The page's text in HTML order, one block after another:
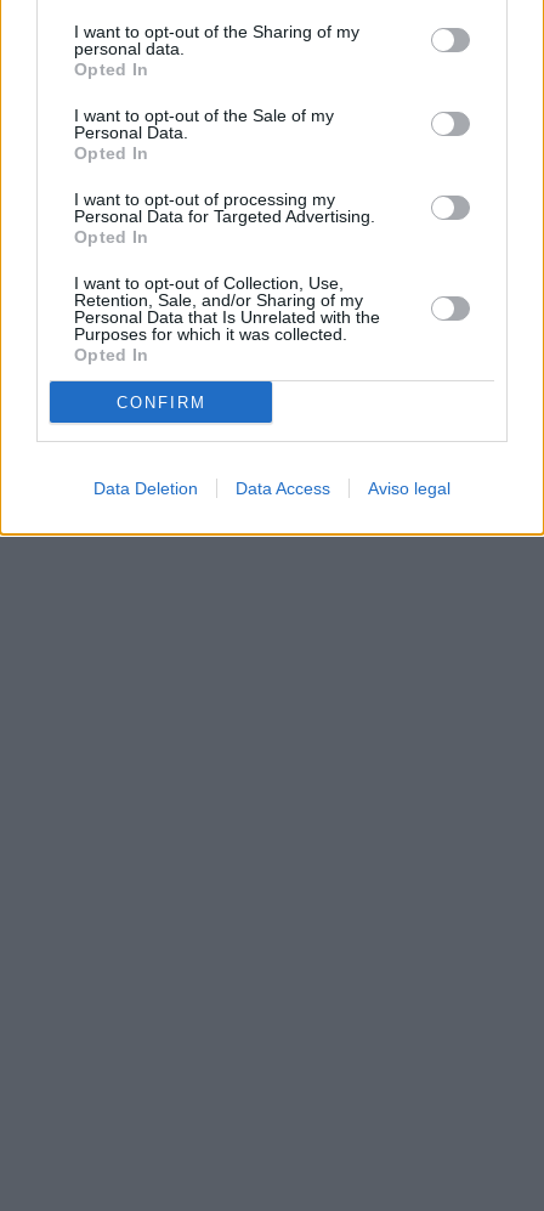
de su consentimiento, pero usted tiene el derecho de
rechazar tal procesamiento. Sus preferencias se aplicarán
cualquier momento entrando de nuevo en este sitio web o
visitando nuestra política de privacidad.
I want to opt-out of the Sharing of my
personal data.
Opted In
I want to opt-out of the Sale of my
Personal Data.
Opted In
I want to opt-out of processing my
Personal Data for Targeted Advertising.
Opted In
I want to opt-out of Collection, Use,
Retention, Sale, and/or Sharing of my
Personal Data that Is Unrelated with the
Purposes for which it was collected.
Opted In
CONFIRM
Data Deletion Data Access Aviso legal